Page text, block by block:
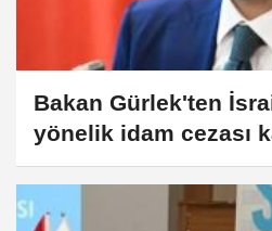
Bakan Gürlek'ten
yönelik idam cezası